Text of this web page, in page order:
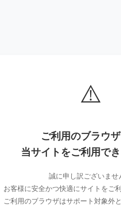
⚠️
ご利用のブラウ
当サイトをご利用でき
誠に申し訳ございませ
お客様に安全かつ快適にサイトをご
ご利用のブラウザはサポート対象外